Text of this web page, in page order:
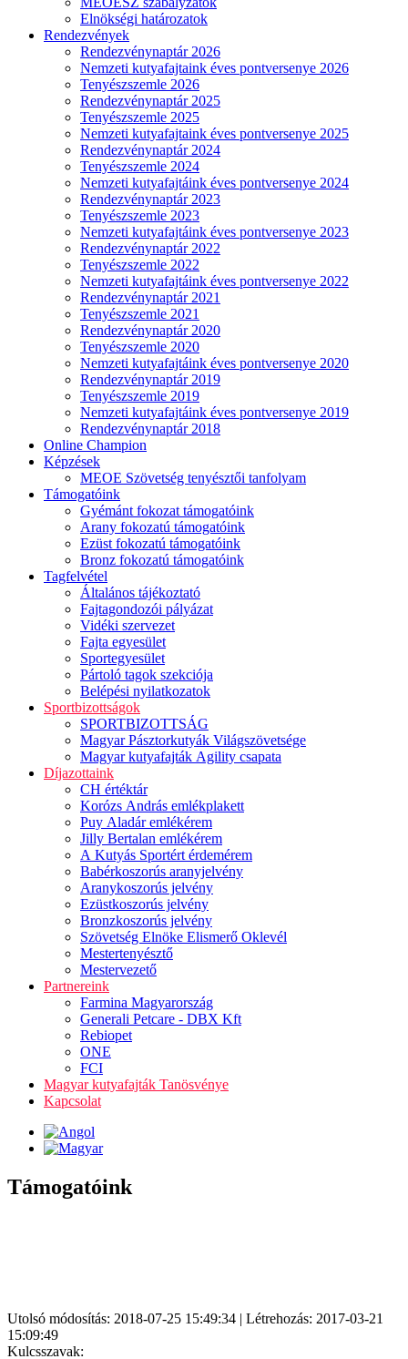
Elnökségi határozatok
Rendezvények
Rendezvénynaptár 2026
Nemzeti kutyafajtaink éves pontversenye 2026
Tenyészszemle 2026
Rendezvénynaptár 2025
Tenyészszemle 2025
Nemzeti kutyafajtaink éves pontversenye 2025
Rendezvénynaptár 2024
Tenyészszemle 2024
Nemzeti kutyafajtáink éves pontversenye 2024
Rendezvénynaptár 2023
Tenyészszemle 2023
Nemzeti kutyafajtáink éves pontversenye 2023
Rendezvénynaptár 2022
Tenyészszemle 2022
Nemzeti kutyafajtáink éves pontversenye 2022
Rendezvénynaptár 2021
Tenyészszemle 2021
Rendezvénynaptár 2020
Tenyészszemle 2020
Nemzeti kutyafajtáink éves pontversenye 2020
Rendezvénynaptár 2019
Tenyészszemle 2019
Nemzeti kutyafajtáink éves pontversenye 2019
Rendezvénynaptár 2018
Online Champion
Képzések
MEOE Szövetség tenyésztői tanfolyam
Támogatóink
Gyémánt fokozat támogatóink
Arany fokozatú támogatóink
Ezüst fokozatú támogatóink
Bronz fokozatú támogatóink
Tagfelvétel
Általános tájékoztató
Fajtagondozói pályázat
Vidéki szervezet
Fajta egyesület
Sportegyesület
Pártoló tagok szekciója
Belépési nyilatkozatok
Sportbizottságok
SPORTBIZOTTSÁG
Magyar Pásztorkutyák Világszövetsége
Magyar kutyafajták Agility csapata
Díjazottaink
CH értéktár
Korózs András emlékplakett
Puy Aladár emlékérem
Jilly Bertalan emlékérem
A Kutyás Sportért érdemérem
Babérkoszorús aranyjelvény
Aranykoszorús jelvény
Ezüstkoszorús jelvény
Bronzkoszorús jelvény
Szövetség Elnöke Elismerő Oklevél
Mestertenyésztő
Mestervezető
Partnereink
Farmina Magyarország
Generali Petcare - DBX Kft
Rebiopet
ONE
FCI
Magyar kutyafajták Tanösvénye
Kapcsolat
Támogatóink
Utolsó módosítás: 2018-07-25 15:49:34 | Létrehozás: 2017-03-21
15:09:49
Kulcsszavak: